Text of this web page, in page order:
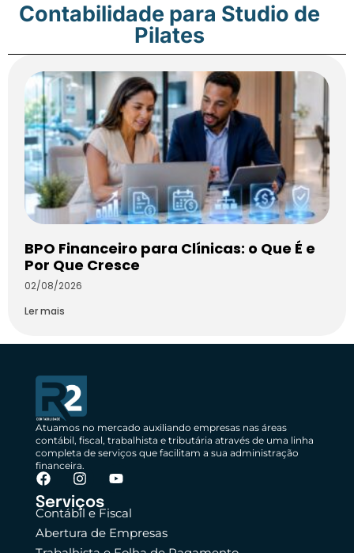
Contabilidade para Studio de
Pilates
BPO Financeiro para Clínicas: o Que É e
Por Que Cresce
02/08/2026
Ler mais
Atuamos no mercado auxiliando empresas nas áreas
contábil, fiscal, trabalhista e tributária através de uma linha
completa de serviços que facilitam a sua administração
financeira.
Serviços
Contábil e Fiscal
Abertura de Empresas